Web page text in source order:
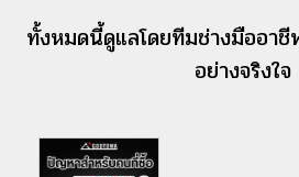
ทั้งหมดนี้ดูแลโดยทีมช่างมืออา
อย่างจริงใจ